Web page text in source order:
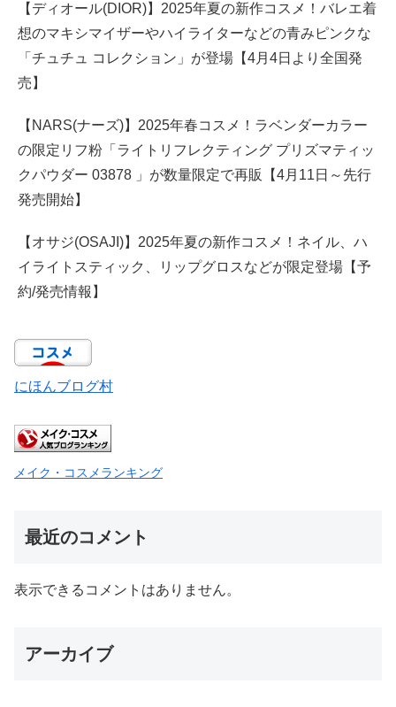
【ディオール(DIOR)】2025年夏の新作コスメ！バレエ着
想のマキシマイザーやハイライターなどの青みピンクな
「チュチュ コレクション」が登場【4月4日より全国発
売】
【NARS(ナーズ)】2025年春コスメ！ラベンダーカラー
の限定リフ粉「ライトリフレクティング プリズマティッ
クパウダー 03878 」が数量限定で再販【4月11日～先行
発売開始】
【オサジ(OSAJI)】2025年夏の新作コスメ！ネイル、ハ
イライトスティック、リップグロスなどが限定登場【予
約/発売情報】
にほんブログ村
メイク・コスメランキング
最近のコメント
表示できるコメントはありません。
アーカイブ